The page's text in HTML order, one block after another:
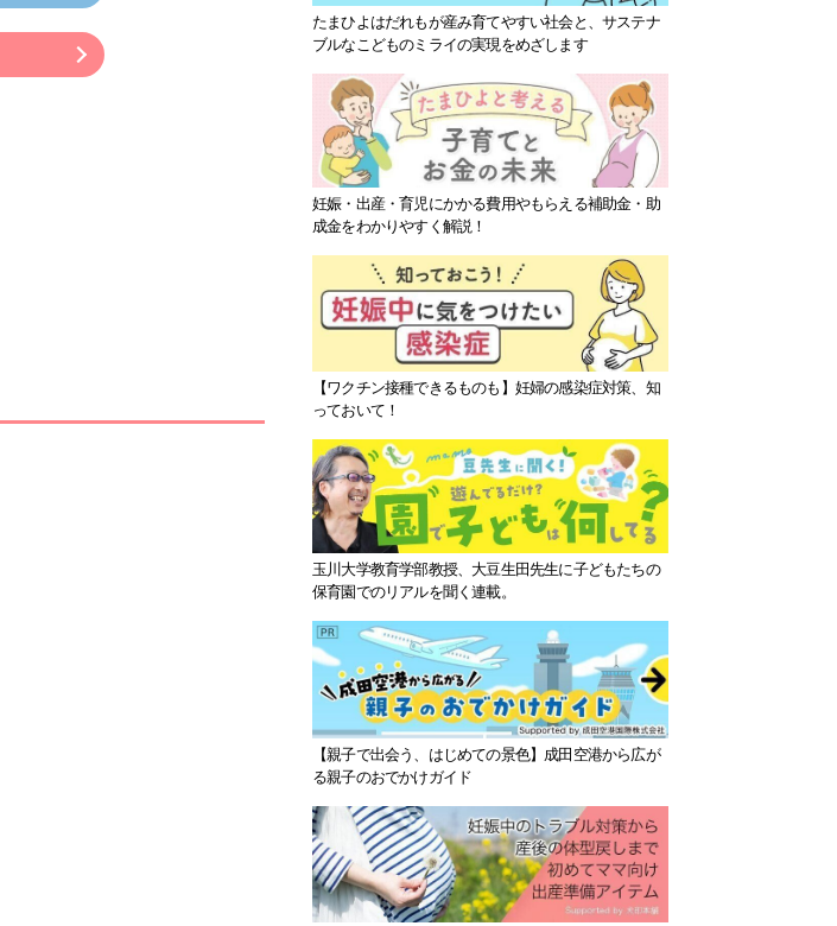
たまひよはだれもが産み育てやすい社会と、サステナ
ブルなこどものミライの実現をめざします
妊娠・出産・育児にかかる費用やもらえる補助金・助
成金をわかりやすく解説！
【ワクチン接種できるものも】妊婦の感染症対策、知
っておいて！
玉川大学教育学部教授、大豆生田先生に子どもたちの
保育園でのリアルを聞く連載。
【親子で出会う、はじめての景色】成田空港から広が
る親子のおでかけガイド